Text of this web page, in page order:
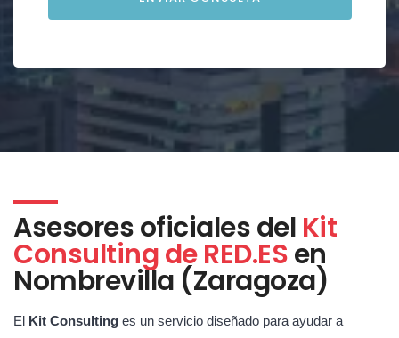
Asesores oficiales del Kit
Consulting de RED.ESen
Nombrevilla (Zaragoza)
El Kit Consulting es un servicio diseñado para ayudar a